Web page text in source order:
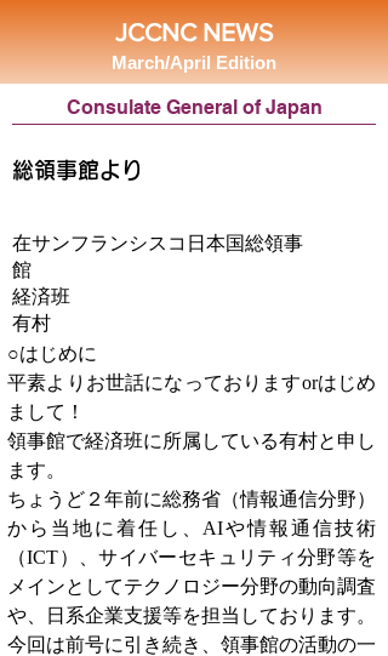
JCCNC NEWS
March/April Edition
Consulate General of Japan
総領事館より
在サンフランシスコ日本国総領事
館
経済班
有村
○はじめに
平素よりお世話になっておりますorはじめ
まして！
領事館で経済班に所属している有村と申し
ます。
ちょうど２年前に総務省（情報通信分野）
から当地に着任し、AIや情報通信技術
（ICT）、サイバーセキュリティ分野等を
メインとしてテクノロジー分野の動向調査
や、日系企業支援等を担当しております。
今回は前号に引き続き、領事館の活動の一